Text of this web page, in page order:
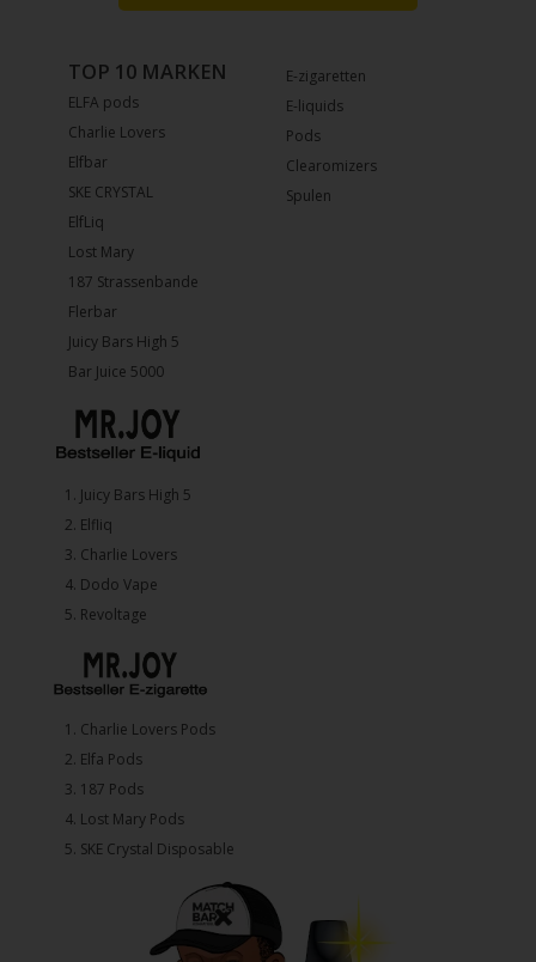
E-zigaretten
E-liquids
Pods
Clearomizers
Spulen
TOP 10 MARKEN
ELFA pods
Charlie Lovers
Elfbar
SKE CRYSTAL
ElfLiq
Lost Mary
187 Strassenbande
Flerbar
Juicy Bars High 5
Bar Juice 5000
1.⁠ ⁠Juicy Bars High 5
2.⁠ ⁠⁠Elfliq
3.⁠ ⁠⁠Charlie Lovers
4.⁠ ⁠⁠Dodo Vape
5. ⁠Revoltage
1.⁠ ⁠Charlie Lovers Pods
2.⁠ ⁠⁠Elfa Pods
3.⁠ ⁠⁠187 Pods
4.⁠ ⁠⁠Lost Mary Pods
5.⁠ ⁠⁠SKE Crystal Disposable